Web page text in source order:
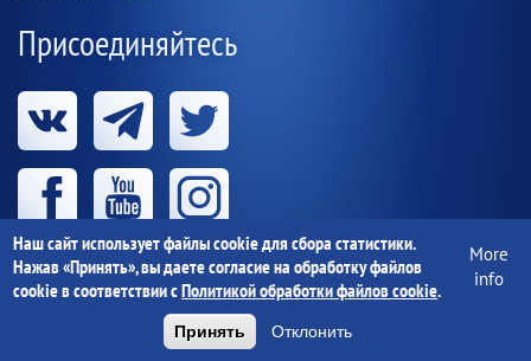
Присоединяйтесь
Учреждение образования «Гомельский государственный
университет имени Франциска Скорины» 1997-
Наш сайт использует файлы cookie для сбора статистики.
Нажав «Принять», вы даете согласие на обработку файлов
cookie в соответствии сПолитикой обработки файлов cookie.
More
info
Принять Отклонить